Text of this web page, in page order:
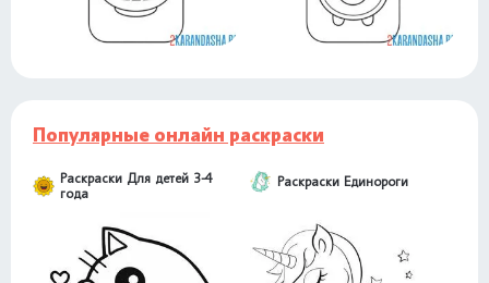
Популярные онлайн раскраски
Раскраски Для детей 3-4
года
Раскраски Единороги